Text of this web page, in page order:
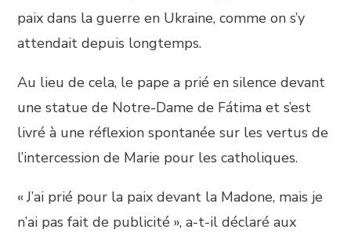
paix dans la guerre en Ukraine, comme on s’y
attendait depuis longtemps.
Au lieu de cela, le pape a prié en silence devant
une statue de Notre-Dame de Fátima et s’est
livré à une réflexion spontanée sur les vertus de
l’intercession de Marie pour les catholiques.
« J’ai prié pour la paix devant la Madone, mais je
n’ai pas fait de publicité », a-t-il déclaré aux